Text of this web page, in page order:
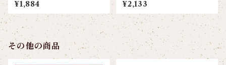
¥1,884 ¥2,133
その他の商品